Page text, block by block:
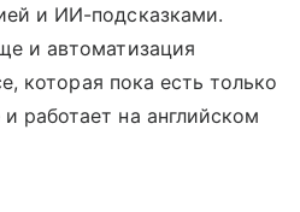
и ИИ-подсказками.
и автоматизация
которая пока есть только
на английском